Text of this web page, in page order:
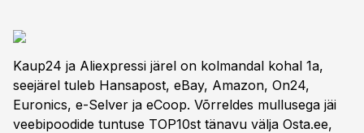
Kaup24 ja Aliexpressi järel on kolmandal kohal 1a,
seejärel tuleb Hansapost, eBay, Amazon, On24,
Euronics, e-Selver ja eCoop. Võrreldes mullusega jäi
veebipoodide tuntuse TOP10st tänavu välja Osta.ee,